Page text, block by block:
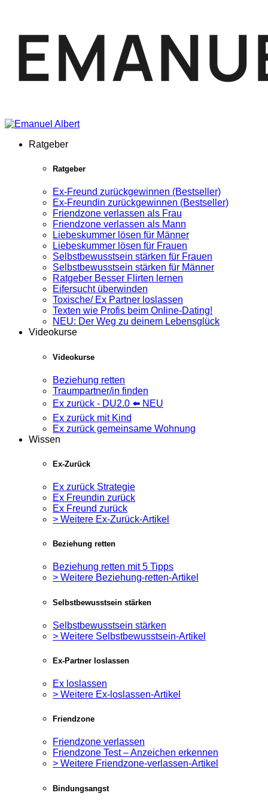
Ratgeber
Ratgeber
Ex-Freund zurückgewinnen (Bestseller)
Ex-Freundin zurückgewinnen (Bestseller)
Friendzone verlassen als Frau
Friendzone verlassen als Mann
Liebeskummer lösen für Männer
Liebeskummer lösen für Frauen
Selbstbewusstsein stärken für Frauen
Selbstbewusstsein stärken für Männer
Ratgeber Besser Flirten lernen
Eifersucht überwinden
Toxische/ Ex Partner loslassen
Texten wie Profis beim Online-Dating!
NEU: Der Weg zu deinem Lebensglück
Videokurse
Videokurse
Beziehung retten
Traumpartner/in finden
Ex zurück - DU2.0 ⬅️ NEU
Ex zurück mit Kind
Ex zurück gemeinsame Wohnung
Wissen
Ex-Zurück
Ex zurück Strategie
Ex Freundin zurück
Ex Freund zurück
> Weitere Ex-Zurück-Artikel
Beziehung retten
Beziehung retten mit 5 Tipps
> Weitere Beziehung-retten-Artikel
Selbstbewusstsein stärken
Selbstbewusstsein stärken
> Weitere Selbstbewusstsein-Artikel
Ex-Partner loslassen
Ex loslassen
> Weitere Ex-loslassen-Artikel
Friendzone
Friendzone verlassen
Friendzone Test – Anzeichen erkennen
> Weitere Friendzone-verlassen-Artikel
Bindungsangst